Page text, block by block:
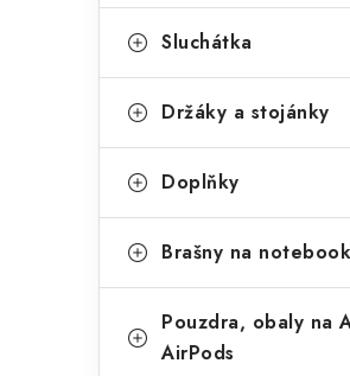
Sluchátka
Držáky a stojánky
Doplňky
Brašny na
Pouzdra, obaly na
AirPods